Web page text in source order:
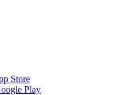
Store
Play